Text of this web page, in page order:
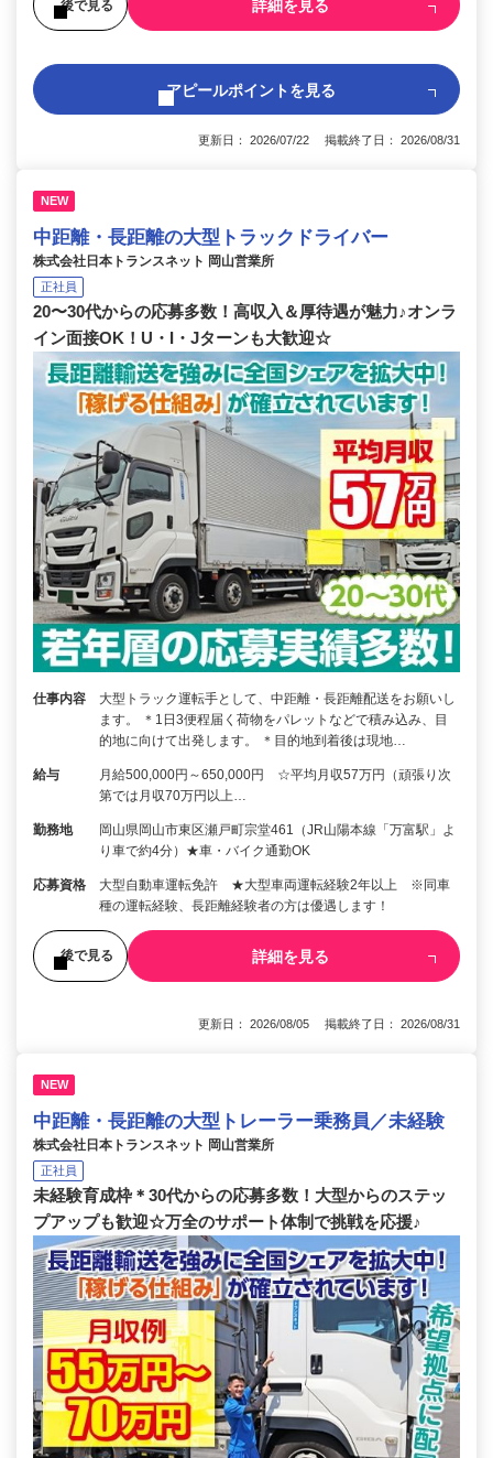
後で見る 詳細を見る
アピールポイントを見る
更新日： 2026/07/22 掲載終了日： 2026/08/31
NEW
中距離・長距離の大型トラックドライバー
株式会社日本トランスネット 岡山営業所
正社員
20〜30代からの応募多数！高収入＆厚待遇が魅力♪オンラ
イン面接OK！U・I・Jターンも大歓迎☆
仕事内容
大型トラック運転手として、中距離・長距離配送をお願いし
ます。 ＊1日3便程届く荷物をパレットなどで積み込み、目
的地に向けて出発します。 ＊目的地到着後は現地…
給与
月給500,000円～650,000円 ☆平均月収57万円（頑張り次
第では月収70万円以上…
勤務地
岡山県岡山市東区瀬戸町宗堂461（JR山陽本線「万富駅」よ
り車で約4分）★車・バイク通勤OK
応募資格
大型自動車運転免許 ★大型車両運転経験2年以上 ※同車
種の運転経験、長距離経験者の方は優遇します！
後で見る 詳細を見る
更新日： 2026/08/05 掲載終了日： 2026/08/31
NEW
中距離・長距離の大型トレーラー乗務員／未経験
株式会社日本トランスネット 岡山営業所
正社員
未経験育成枠＊30代からの応募多数！大型からのステッ
プアップも歓迎☆万全のサポート体制で挑戦を応援♪